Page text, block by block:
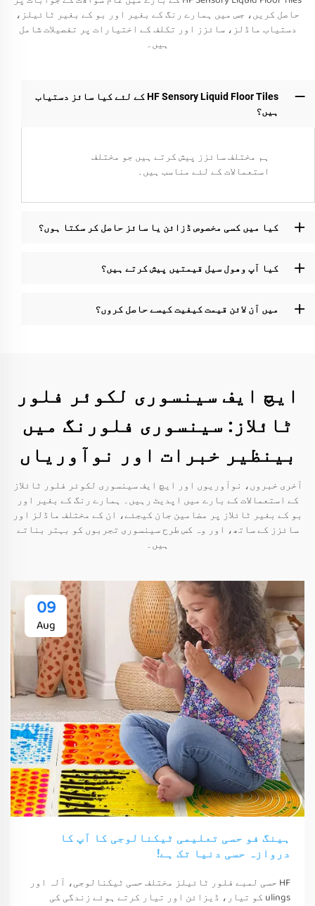
حاصل کریں، جس میں ہمارے رنگ کے بغیر اور بو کے بغیر ٹائیلز،
دستیاب ماڈلز، سائزز اور تکلف کے اختیارات پر تفصیلات شامل
ہیں۔
HF Sensory Liquid Floor Tiles کے لئے کیا سائز دستیاب
ہیں؟
ہم مختلف سائزز پیش کرتے ہیں جو مختلف
استعمالات کے لئے مناسب ہیں۔
کیا میں کسی مخصوص ڈزائن یا سائز حاصل کر سکتا ہوں؟
کیا آپ وھول سیل قیمتیں پیش کرتے ہیں؟
میں آن لائن قیمت کیفیت کیسے حاصل کروں؟
ایچ ایف سینسوری لکوئر فلور
ٹائلاز: سینسوری فلورنگ میں
بینظیر خبرات اور نوآوریاں
آخری خبروں، نوآوریوں اور ایچ ایف سینسوری لکوئر فلور ٹائلاز
کے استعمالات کے بارے میں اپدیٹ رہیں۔ ہمارے رنگ کے بغیر اور
بو کے بغیر ٹائلاز پر مضامین جان کیجئے، ان کے مختلف ماڈلز اور
سائزز کے ساتھ، اور وہ کس طرح سینسوری تجربوں کو بہتر بناتے
ہیں۔
09
Aug
ہینگ فو حسی تعلیمی ٹیکنالوجی کا آپ کا
دروازہ حسی دنیا تک ہے!
HF حسی لمبے فلور ٹائیلز مختلف حسی ٹیکنالوجی، آلہ اور
ulings کو تیار، ڈیزائن اور تیار کرتے ہوئے زندگی کی